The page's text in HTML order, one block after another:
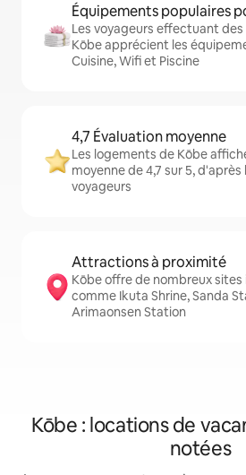
Équipements populaires
Les voyageurs effectuant
Kōbe apprécient les
Cuisine, Wifi et Piscine
4,7 Évaluation moyenne
Les logements de Kōbe
moyenne de 4,7 sur 5,
voyageurs
Attractions à proximité
Kōbe offre de nombreux
comme Ikuta Shrine, Sanda
Arimaonsen Station
Kōbe : locations de
notées